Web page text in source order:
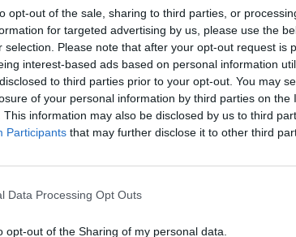
opt-out of the sale, sharing to third parties, or
for targeted advertising by us, please use the
selection. Please note that after your opt-out request is
interest-based ads based on personal information
to third parties prior to your opt-out. You may
of your personal information by third parties on the
This information may also be disclosed by us to third
Participants that may further disclose it to other third
Data Processing Opt Outs
opt-out of the Sharing of my personal data.
six continents durant la saison estivale 2026.
de son réseau international, largement
en s’appuyant sur son hub de Doha et sur les
Hamad.
aux marchés en forte croissance que
du Sud-Est, qui bénéficieront de nouvelles
et le Japon. Les réservations pour
et déjà ouvertes sur le
hubs européens
dans un contexte de concurrence